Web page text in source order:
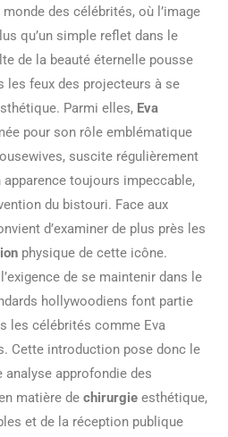
des célébrités, où l’image
qu’un simple reflet dans le
de la beauté éternelle pousse
les feux des projecteurs à se
Parmi elles, Eva
pour son rôle emblématique
suscite régulièrement
toujours impeccable,
du bistouri. Face aux
d’examiner de plus près les
physique de cette icône.
de se maintenir dans le
hollywoodiens font partie
les célébrités comme Eva
Cette introduction pose donc le
analyse approfondie des
matière de chirurgie esthétique,
et de la réception publique